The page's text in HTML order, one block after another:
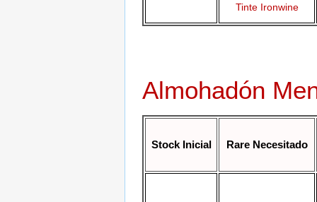
Tinte Ironwine
Almohadón
Stock Inicial Rare Necesitado